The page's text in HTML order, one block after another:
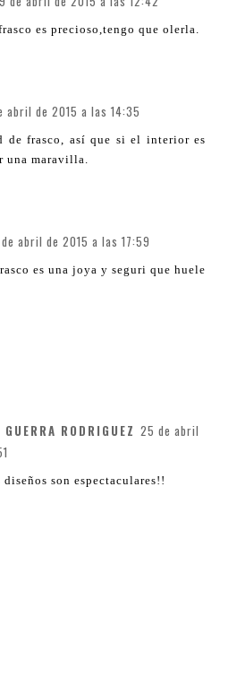
es precioso,tengo que olerla.
abril de 2015 a las 14:35
de frasco, así que si el interior es
una maravilla.
abril de 2015 a las 17:59
es una joya y seguri que huele
RODRIGUEZ 25 de abril
son espectaculares!!